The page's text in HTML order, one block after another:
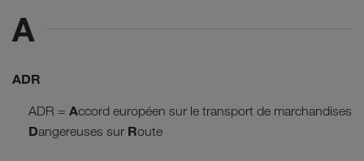
A
ADR
ADR = Accord européen sur le transport de marchandises
Dangereuses sur Route